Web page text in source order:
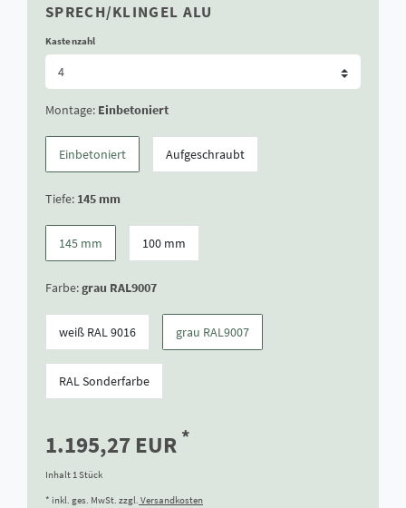
SPRECH/KLINGEL ALU
Kastenzahl
Montage: Einbetoniert
Einbetoniert Aufgeschraubt
Tiefe: 145 mm
145 mm 100 mm
Farbe:grau RAL9007
weiß RAL 9016 grau RAL9007
RAL Sonderfarbe
1.195,27 EUR *
Inhalt 1Stück
* inkl. ges. MwSt. zzgl. Versandkosten